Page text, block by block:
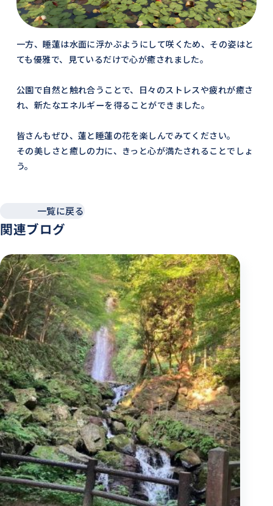
一方、睡蓮は水面に浮かぶようにして咲くため、その姿はと
ても優雅で、見ているだけで心が癒されました。
公園で自然と触れ合うことで、日々のストレスや疲れが癒さ
れ、新たなエネルギーを得ることができました。
皆さんもぜひ、蓮と睡蓮の花を楽しんでみてください。
その美しさと癒しの力に、きっと心が満たされることでしょ
う。
一覧に戻る
関連ブログ